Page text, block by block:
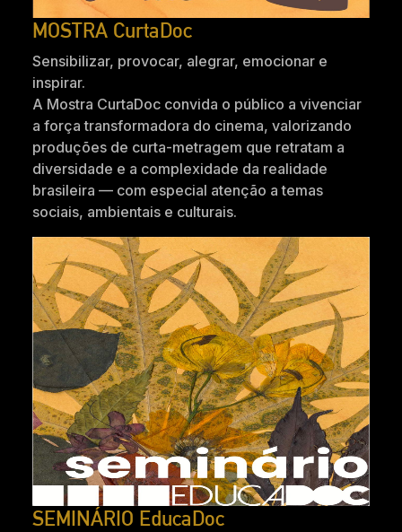
MOSTRA CurtaDoc
Sensibilizar, provocar, alegrar, emocionar e
inspirar.
A Mostra CurtaDoc convida o público a vivenciar
a força transformadora do cinema, valorizando
produções de curta-metragem que retratam a
diversidade e a complexidade da realidade
brasileira — com especial atenção a temas
sociais, ambientais e culturais.
SEMINÁRIO EducaDoc